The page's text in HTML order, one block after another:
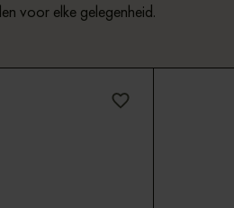
voor elke gelegenheid.